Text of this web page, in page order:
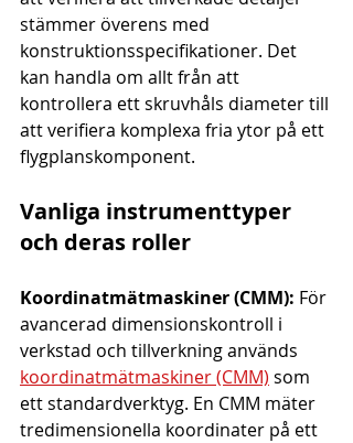
stämmer överens med
konstruktionsspecifikationer. Det
kan handla om allt från att
kontrollera ett skruvhåls diameter till
att verifiera komplexa fria ytor på ett
flygplanskomponent.
Vanliga instrumenttyper
och deras roller
Koordinatmätmaskiner (CMM): För
avancerad dimensionskontroll i
verkstad och tillverkning används
koordinatmätmaskiner (CMM) som
ett standardverktyg. En CMM mäter
tredimensionella koordinater på ett